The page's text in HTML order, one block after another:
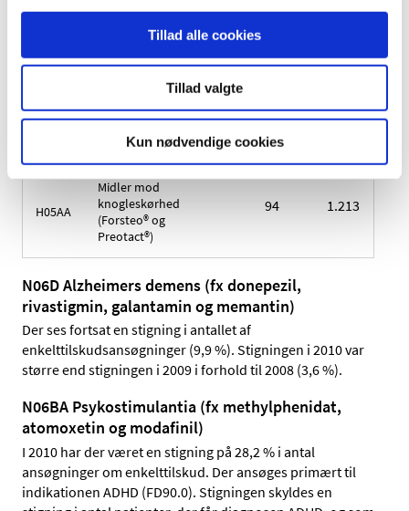
Tillad alle cookies
Tillad valgte
Kun nødvendige cookies
D06
Midler mod
condylomer (fx
imiquimod)
Midler med virkning
angiotensinsystemet
851 1.178
H05AA
Midler mod
knogleskørhed
(Forsteo® og
Preotact®)
94 1.213
N06D Alzheimers demens (fx donepezil,
rivastigmin, galantamin og memantin)
Der ses fortsat en stigning i antallet af
enkelttilskudsansøgninger (9,9 %). Stigningen i 2010 var
større end stigningen i 2009 i forhold til 2008 (3,6 %).
N06BA Psykostimulantia (fx methylphenidat,
atomoxetin og modafinil)
I 2010 har der været en stigning på 28,2 % i antal
ansøgninger om enkelttilskud. Der ansøges primært til
indikationen ADHD (FD90.0). Stigningen skyldes en